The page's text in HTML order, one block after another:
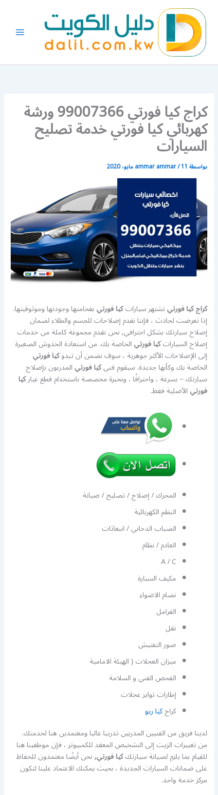
المحتوى
كراج كيا فورتي 99007366 ورشة
كهربائي كيا فورتي خدمة تصليح
السيارات
بواسطة ammar ammar/11 مايو، 2020
كراج كيا فورتيتشتهر سياراتكيا فورتيبفخامتها وجودتها وموثوقيتها.
إذا تعرضت لحادث ، فإننا نقدم إصلاحات للجسم والطلاء لضمان
إصلاح سيارتك بشكل احترافي, نحن نقدم مجموعة كاملة من خدمات
إصلاح السياراتكيا فورتيالخاصة بك. من استعادة الخدوش الصغيرة
إلى الإصلاحات الأكثر جوهرية ، سوف نضمن أن تبدوكيا فورتي
الخاصة بك وكأنها جديدة. سيقوم فنيكيا فورتيالمدربون بإصلاح
سيارتك – بسرعة ، واحترافًا ، وبخبرة مخصصة باستخدام قطع غياركيا
فورتيالأصلية فقط.
المحرك / إصلاح / تصليح / صيانة
النظم الكهربائية
الضباب الدخاني / انبعاثات
العادم / نظام
A / C
مكيف السيارة
نضام الاضواء
الفرامل
نقل
صور التفتيش
ميزان العجلات ( الهيئة الامامية
الفحص الفني و السلامة
إطارات تواير عجلات
كراجكيا ريو
لدينا فريق من الفنيين المدربين تدريبا عاليا ومعتمدين هنا لخدمتك.
من تغييرات الزيت إلى التشخيص المعقد للكمبيوتر ، فإن موظفينا هنا
للقيام بما يلزم لصيانة سيارتككيا فورتي,نحن أيضًا معتمدون للحفاظ
على ضمانات السيارات الجديدة ، بحيث يمكنك الاعتماد علينا لتكون
مركز خدمة واحد.